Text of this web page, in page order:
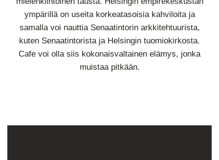
ympärillä on useita korkeatasoisia kahviloita ja
samalla voi nauttia Senaatintorin arkkitehtuurista,
kuten Senaatintorista ja Helsingin tuomiokirkosta.
Cafe voi olla siis kokonaisvaltainen elämys, jonka
muistaa pitkään.